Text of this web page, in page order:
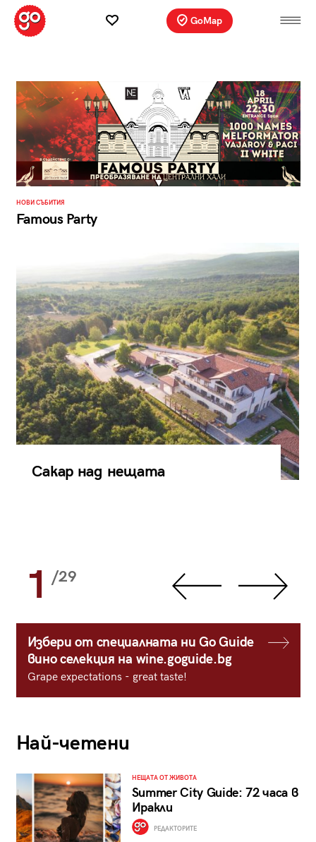
GoMap
НОВИ СЪБИТИЯ
Famous Party
Сакар над нещата
1 /29
Избери от специалната ни Go Guide
вино селекция на wine.goguide.bg
Grape expectations - great taste!
Най-четени
НЕЩАТА ОТ ЖИВОТА
Summer City Guide: 72 часа в
Иракли
РЕДАКТОРИТЕ